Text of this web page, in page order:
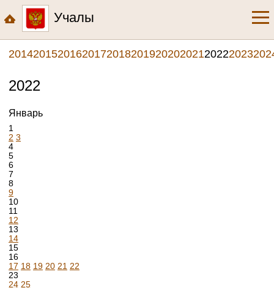
Учалы
2014201520162017201820192020202120222023
2022
Январь
1
2 3
4
5
6
7
8
9
10
11
12
13
14
15
16
17 18 19 20 21 22
23
24 25